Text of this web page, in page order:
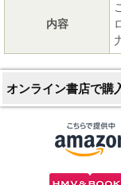
内容
オンライン書店で購